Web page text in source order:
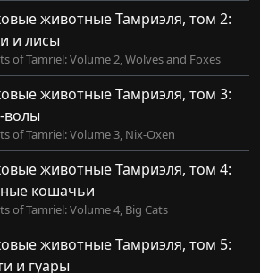
животные Тамриэля, том 2:
и лисы
of Tamriel: Volume 2, Wolves and Foxes
животные Тамриэля, том 3:
волы
of Tamriel: Volume 3, Nix-Oxen
животные Тамриэля, том 4:
кошачьи
of Tamriel: Volume 4, Big Cats
животные Тамриэля, том 5:
и гуары